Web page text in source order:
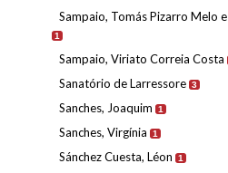
Sampaio, Tomás Pizarro Melo e
1
Sampaio, Viriato Correia Costa
Sanatório de Larressore 3
Sanches, Joaquim 1
Sanches, Virgínia 1
Sánchez Cuesta, Léon 1